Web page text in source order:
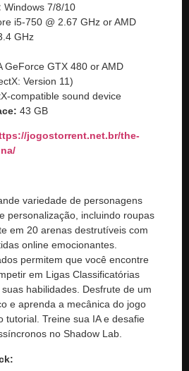
Windows 7/8/10
i5-750 @ 2.67 GHz or AMD
GHz
GeForce GTX 480 or AMD
Version 11)
compatible sound device
43 GB
jogostorrent.net.br/the-
/
variedade de personagens
personalização, incluindo roupas
em 20 arenas destrutíveis com
online emocionantes.
permitem que você encontre
em Ligas Classificatórias
habilidades. Desfrute de um
e aprenda a mecânica do jogo
tutorial. Treine sua IA e desafie
no Shadow Lab.